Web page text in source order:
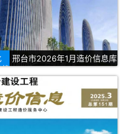
邢台市2026年1月造价信息库